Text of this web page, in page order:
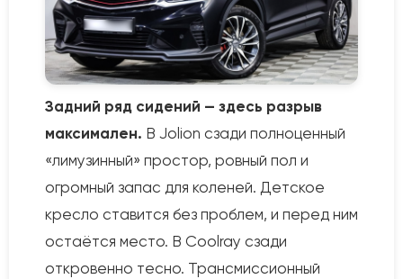
Задний ряд сидений — здесь разрыв
максимален. В Jolion сзади полноценный
«лимузинный» простор, ровный пол и
огромный запас для коленей. Детское
кресло ставится без проблем, и перед ним
остаётся место. В Coolray сзади
откровенно тесно. Трансмиссионный